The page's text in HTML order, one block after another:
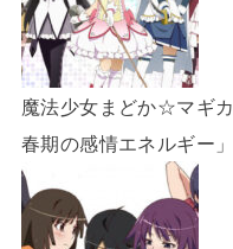
魔法少女まどか☆マギ
春期の感情エネルギー